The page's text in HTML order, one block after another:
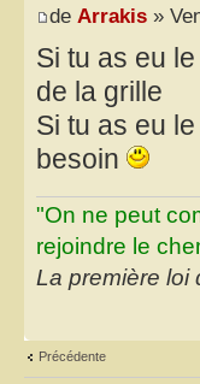
de Arrakis »
Si tu as eu
de la grille
Si tu as eu
besoin
"On ne peut
rejoindre le
La première loi
Précédente